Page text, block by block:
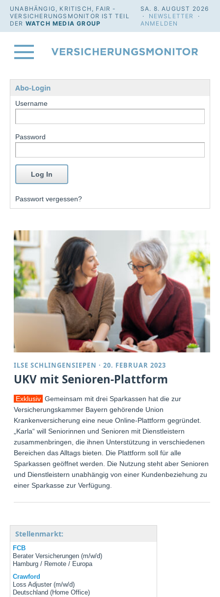
UNABHÄNGIG, KRITISCH, FAIR -
VERSICHERUNGSMONITOR IST TEIL
DER WATCH MEDIA GROUP
SA. 8. AUGUST 2026
· NEWSLETTER
·
ANMELDEN
Abo-Login
Username
Password
Passwort vergessen?
ILSE SCHLINGENSIEPEN ·20. FEBRUAR 2023
UKV mit Senioren-Plattform
Exklusiv Gemeinsam mit drei Sparkassen hat die zur
Versicherungskammer Bayern gehörende Union
Krankenversicherung eine neue Online-Plattform gegründet.
„Karla“ will Seniorinnen und Senioren mit Dienstleistern
zusammenbringen, die ihnen Unterstützung in verschiedenen
Bereichen das Alltags bieten. Die Plattform soll für alle
Sparkassen geöffnet werden. Die Nutzung steht aber Senioren
und Dienstleistern unabhängig von einer Kundenbeziehung zu
einer Sparkasse zur Verfügung.
Stellenmarkt:
FCB
Berater Versicherungen (m/w/d)
Hamburg / Remote / Europa
Crawford
Loss Adjuster (m/w/d)
Deutschland (Home Office)